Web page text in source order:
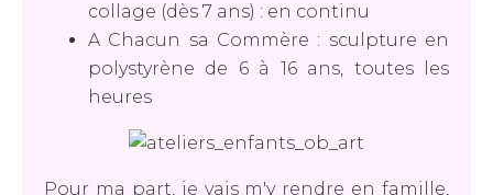
collage (dès 7 ans) : en continu
A Chacun sa Commère : sculpture en
polystyrène de 6 à 16 ans, toutes les
heures
Pour ma part, je vais m'y rendre en famille,